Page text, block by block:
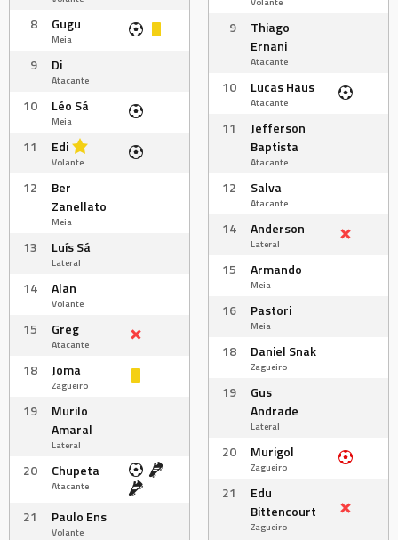
8 Gugu
Meia
9 Di
Atacante
10 Léo Sá
Meia
11 Edi
Volante
12
Ber
Zanellato
Meia
13 Luís Sá
Lateral
14 Alan
Volante
15 Greg
Atacante
18 Joma
Zagueiro
19
Murilo
Amaral
Lateral
20 Chupeta
Atacante
21 Paulo Ens
Volante
9
Thiago
Ernani
Atacante
10 Lucas Haus
Atacante
11
Jefferson
Baptista
Atacante
12 Salva
Atacante
14 Anderson
Lateral
15 Armando
Meia
16 Pastori
Meia
18 Daniel Snak
Zagueiro
19
Gus
Andrade
Lateral
20 Murigol
Zagueiro
21
Edu
Bittencourt
Zagueiro